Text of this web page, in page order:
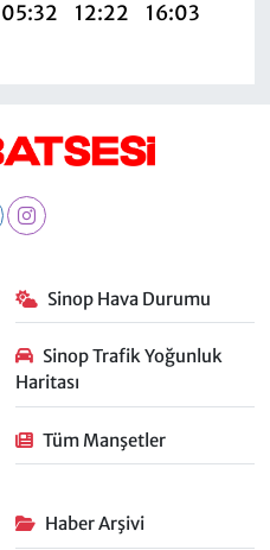
05:32 12:22 16:03
Sinop Hava Durumu
Sinop Trafik Yoğunluk
Haritası
Tüm Manşetler
Haber Arşivi